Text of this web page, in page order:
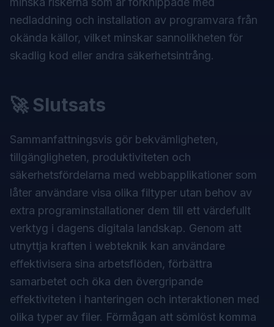
nedladdning och installation av programvara från
okända källor, vilket minskar sannolikheten för
skadlig kod eller andra säkerhetsintrång.
🚀 Slutsats
Sammanfattningsvis gör bekvämligheten,
tillgängligheten, produktiviteten och
säkerhetsfördelarna med webbapplikationer som
låter användare visa olika filtyper utan behov av
extra programinstallationer dem till ett värdefullt
verktyg i dagens digitala landskap. Genom att
utnyttja kraften i webteknik kan användare
effektivisera sina arbetsflöden, förbättra
samarbetet och öka den övergripande
effektiviteten i hanteringen och interaktionen med
olika typer av filer. Förmågan att sömlöst komma